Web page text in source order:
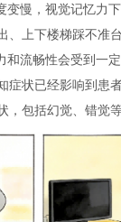
变慢，视觉记忆力
、上下楼梯踩不准
和流畅性会受到一
症状已经影响到患
，包括幻觉、错觉